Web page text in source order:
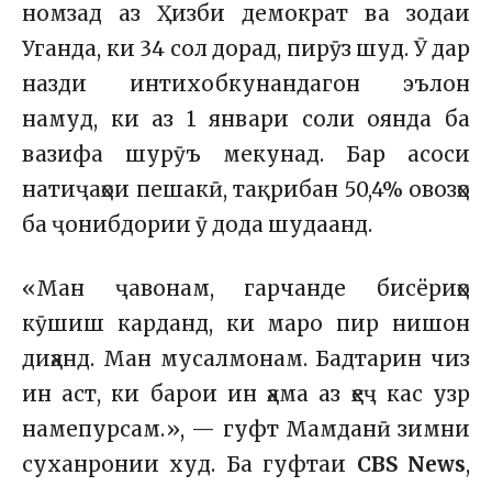
номзад аз Ҳизби демократ ва зодаи
Уганда, ки 34 сол дорад, пирӯз шуд. Ӯ дар
назди интихобкунандагон эълон
намуд, ки аз 1 январи соли оянда ба
вазифа шурӯъ мекунад. Бар асоси
натиҷаҳои пешакӣ, тақрибан 50,4% овозҳо
ба ҷонибдории ӯ дода шудаанд.
«Ман ҷавонам, гарчанде бисёриҳо
кӯшиш карданд, ки маро пир нишон
диҳанд. Ман мусалмонам. Бадтарин чиз
ин аст, ки барои ин ҳама аз ҳеҷ кас узр
намепурсам.», — гуфт Мамданӣ зимни
суханронии худ. Ба гуфтаи CBS News,